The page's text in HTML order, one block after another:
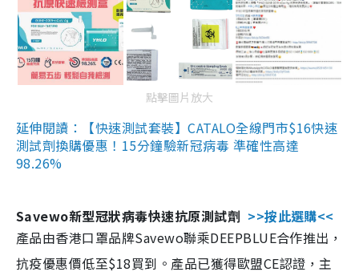
點擊圖片放大
延伸閱讀：【快速測試套裝】CATALO全線門市$16快速
測試劑換購優惠！15分鐘驗新冠病毒 準確性高達
98.26%
Savewo新型冠狀病毒快速抗原測試劑 >>按此選購<<
產品由香港口罩品牌Savewo聯乘DEEPBLUE合作推出，
抗疫優惠價低至$18買到。產品已獲得歐盟CE認證，主